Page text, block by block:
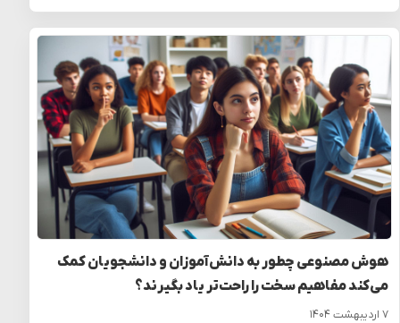
هوش مصنوعی چطور به دانش‌آموزان و دانشجویان کمک
می‌کند مفاهیم سخت را راحت‌تر یاد بگیرند؟
۷ اردیبهشت ۱۴۰۴